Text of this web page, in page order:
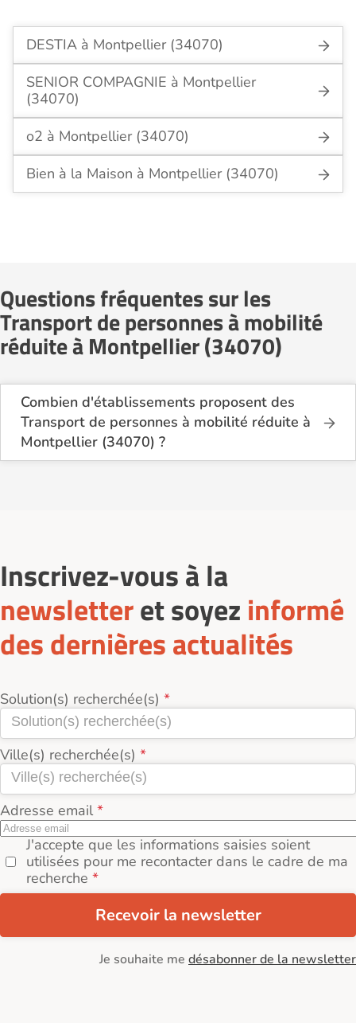
DESTIA à Montpellier (34070)
SENIOR COMPAGNIE à Montpellier
(34070)
o2 à Montpellier (34070)
Bien à la Maison à Montpellier (34070)
Questions fréquentes sur les
Transport de personnes à mobilité
réduite à Montpellier (34070)
Combien d'établissements proposent des
Transport de personnes à mobilité réduite à
Montpellier (34070) ?
Sur le site Logement-seniors.com, on recense
Inscrivez-vous à la
newsletteret soyez informé
des dernières actualités
Solution(s) recherchée(s)
Ville(s) recherchée(s)
Adresse email
J'accepte que les informations saisies soient
utilisées pour me recontacter dans le cadre de ma
recherche
Recevoir la newsletter
Je souhaite me désabonner de la newsletter